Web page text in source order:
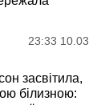
23:33 10.03
засвітила,
білизною: